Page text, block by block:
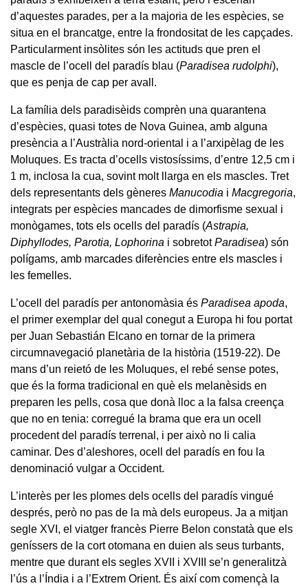
d’aquestes parades, per a la majoria de les espècies, se
situa en el brancatge, entre la frondositat de les capçades.
Particularment insòlites són les actituds que pren el
mascle de l’ocell del paradís blau (Paradisea rudolphi),
que es penja de cap per avall.
La família dels paradisèids comprèn una quarantena
d’espècies, quasi totes de Nova Guinea, amb alguna
presència a l’Austràlia nord-oriental i a l’arxipèlag de les
Moluques. Es tracta d’ocells vistosíssims, d’entre 12,5 cm i
1 m, inclosa la cua, sovint molt llarga en els mascles. Tret
dels representants dels gèneres Manucodia i Macgregoria,
integrats per espècies mancades de dimorfisme sexual i
monògames, tots els ocells del paradís (Astrapia,
Diphyllodes, Parotia, Lophorina i sobretotParadisea) són
polígams, amb marcades diferències entre els mascles i
les femelles.
L’ocell del paradís per antonomàsia és Paradisea apoda,
el primer exemplar del qual conegut a Europa hi fou portat
per Juan Sebastián Elcano en tornar de la primera
circumnavegació planetària de la història (1519-22). De
mans d’un reietó de les Moluques, el rebé sense potes,
que és la forma tradicional en què els melanèsids en
preparen les pells, cosa que donà lloc a la falsa creença
que no en tenia: corregué la brama que era un ocell
procedent del paradís terrenal, i per això no li calia
caminar. Des d’aleshores, ocell del paradís en fou la
denominació vulgar a Occident.
L’interès per les plomes dels ocells del paradís vingué
després, però no pas de la mà dels europeus. Ja a mitjan
segle XVI, el viatger francès Pierre Belon constatà que els
geníssers de la cort otomana en duien als seus turbants,
mentre que durant els segles XVII i XVIII se’n generalitzà
l’ús a l’Índia i a l’Extrem Orient. És així com començà la